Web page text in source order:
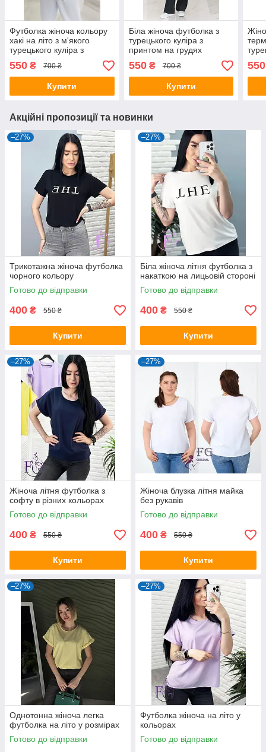
Футболка жіноча кольору
хакі на літо з м'якого
турецького куліра з
550 ₴ 700 ₴
Купити
Біла жіноча футболка з
турецького куліра з
принтом на грудях
550₴ 700 ₴
Купити
550
Акційні пропозиції та новинки
–27%
Трикотажна жіноча футболка
чорного кольору
Готово до відправки
400 ₴ 550 ₴
Купити
–27%
Біла жіноча літня футболка з
накаткою на лицьовій стороні
Готово до відправки
400 ₴ 550 ₴
Купити
–27%
Жіноча літня футболка з
софту в різних кольорах
Готово до відправки
400 ₴ 550 ₴
Купити
–27%
Жіноча блузка літня майка
без рукавів
Готово до відправки
400 ₴ 550 ₴
Купити
–27%
Однотонна жіноча легка
футболка на літо у розмірах
Готово до відправки
–27%
Футболка жіноча на літо у
кольорах
Готово до відправки